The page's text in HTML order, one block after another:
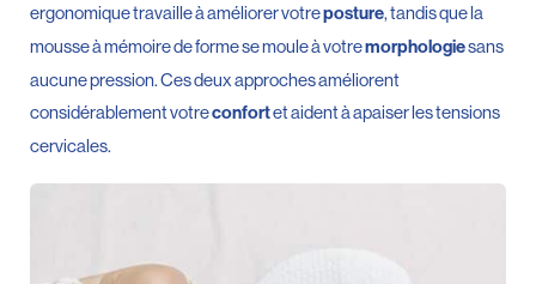
ergonomique travaille à améliorer votreposture, tandis que la
mousse à mémoire de forme se moule à votremorphologiesans
aucune pression. Ces deux approches améliorent
considérablement votreconfortet aident à apaiser les tensions
cervicales.